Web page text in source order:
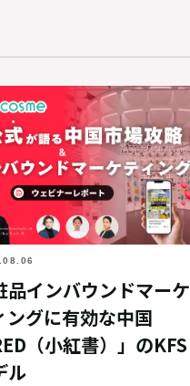
品インバウンドマーケ
ングに有効な中国
（小紅書）」のKFS
ル